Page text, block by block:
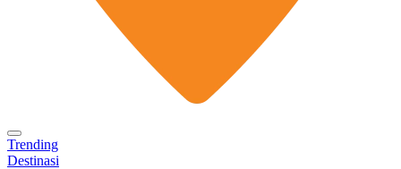
Trending
Destinasi